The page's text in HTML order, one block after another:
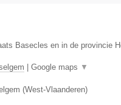
Basecles en in de provincie
Google maps ▼
(West-Vlaanderen)